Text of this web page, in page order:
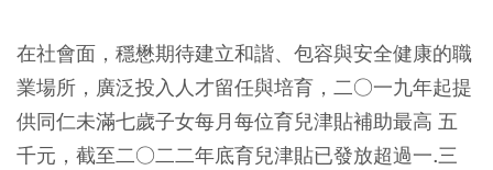
在社會面，穩懋期待建立和諧、包容與安全健康的職
業場所，廣泛投入人才留任與培育，二○一九年起提
供同仁未滿七歲子女每月每位育兒津貼補助最高 五
千元，截至二○二二年底育兒津貼已發放超過一.三